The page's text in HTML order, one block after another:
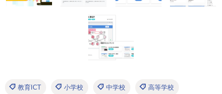
教育ICT 小学校 中学校 高等学校